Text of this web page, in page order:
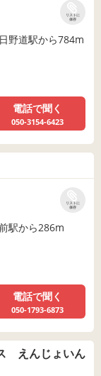
リストに
保存
野道駅から784m
電話で聞く
050-3154-6423
リストに
保存
駅から286m
電話で聞く
050-1793-6873
えんじょいん